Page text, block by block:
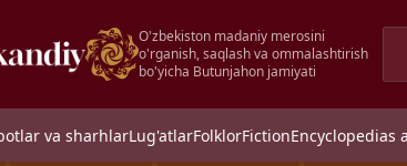
O'zbekiston madaniy merosini
o'rganish, saqlash va ommalashtirish
bo'yicha Butunjahon jamiyati
va sharhlarLug'atlarFolklorFictionEncyclopedias